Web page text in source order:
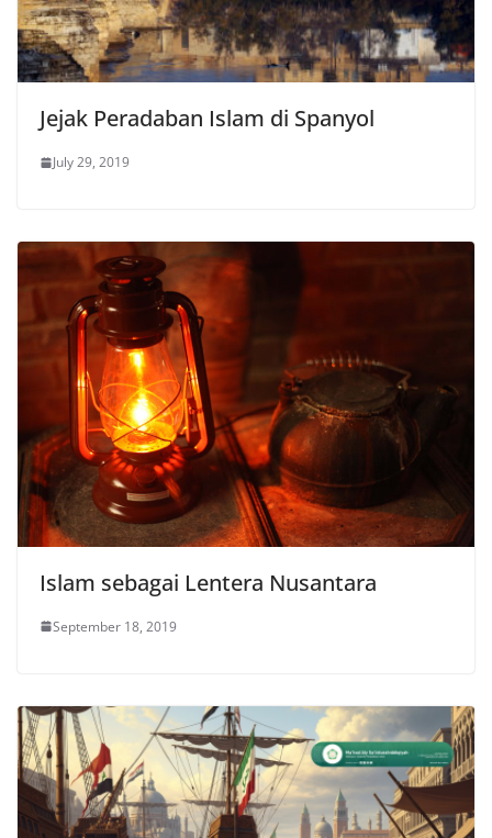
Jejak Peradaban Islam di Spanyol
July 29, 2019
Islam sebagai Lentera Nusantara
September 18, 2019